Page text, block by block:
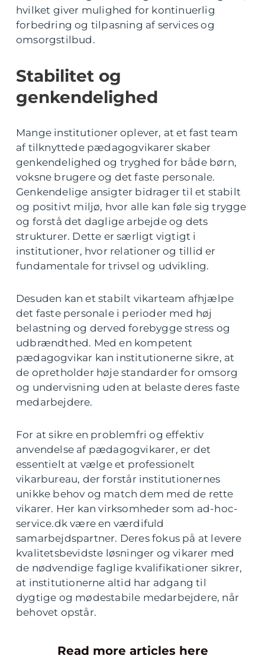
hvilket giver mulighed for kontinuerlig
forbedring og tilpasning af services og
omsorgstilbud.
Stabilitet og
genkendelighed
Mange institutioner oplever, at et fast team
af tilknyttede pædagogvikarer skaber
genkendelighed og tryghed for både børn,
voksne brugere og det faste personale.
Genkendelige ansigter bidrager til et stabilt
og positivt miljø, hvor alle kan føle sig trygge
og forstå det daglige arbejde og dets
strukturer. Dette er særligt vigtigt i
institutioner, hvor relationer og tillid er
fundamentale for trivsel og udvikling.
Desuden kan et stabilt vikarteam afhjælpe
det faste personale i perioder med høj
belastning og derved forebygge stress og
udbrændthed. Med en kompetent
pædagogvikar kan institutionerne sikre, at
de opretholder høje standarder for omsorg
og undervisning uden at belaste deres faste
medarbejdere.
For at sikre en problemfri og effektiv
anvendelse af pædagogvikarer, er det
essentielt at vælge et professionelt
vikarbureau, der forstår institutionernes
unikke behov og match dem med de rette
vikarer. Her kan virksomheder som ad-hoc-
service.dk være en værdifuld
samarbejdspartner. Deres fokus på at levere
kvalitetsbevidste løsninger og vikarer med
de nødvendige faglige kvalifikationer sikrer,
at institutionerne altid har adgang til
dygtige og mødestabile medarbejdere, når
behovet opstår.
Read more articles here